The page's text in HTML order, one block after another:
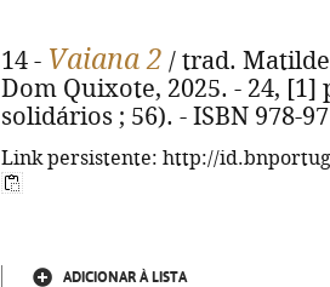
14 - Vaiana 2 / trad.
Dom Quixote, 2025. - 24, [1]
solidários ; 56). - ISBN 978-
Link persistente: http://
ADICIONAR À LISTA